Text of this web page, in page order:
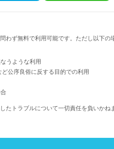
わず無料で利用可能です。ただし以下の
うような利用
公序良俗に反する目的での利用
たトラブルについて一切責任を負いかね